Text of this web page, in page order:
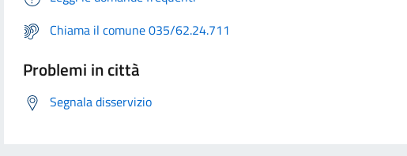
Chiama il comune 035/62.24.711
Problemi in città
Segnala disservizio